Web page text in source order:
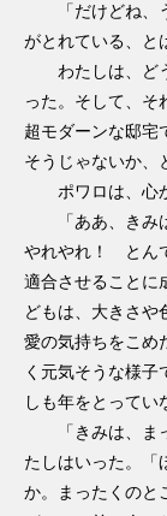
「だけどね、う
がとれている、と
わたしは、どう
った。そして、そ
超モダーンな邸宅
そうじゃないか、
ポワロは、心か
「ああ、きみは
やれやれ！ とん
適合させることに
どもは、大きさや
愛の気持ちをこめ
く元気そうな様
しも年をとってい
「きみは、まっ
たしはいった。「
か。まったくのと